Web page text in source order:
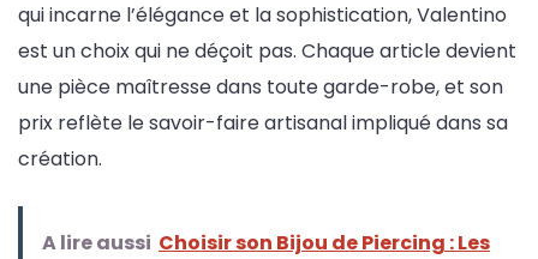
qui incarne l’élégance et la sophistication, Valentino
est un choix qui ne déçoit pas. Chaque article devient
une pièce maîtresse dans toute garde-robe, et son
prix reflète le savoir-faire artisanal impliqué dans sa
création.
A lire aussi Choisir son Bijou de Piercing : Les